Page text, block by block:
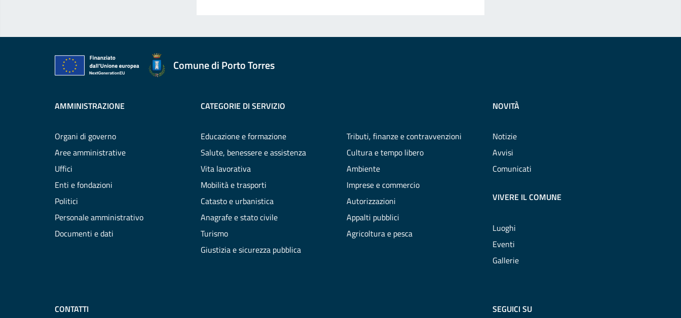
Comune di Porto Torres
AMMINISTRAZIONE
Organi di governo
Aree amministrative
Uffici
Enti e fondazioni
Politici
Personale amministrativo
Documenti e dati
CATEGORIE DI SERVIZIO
Educazione e formazione
Salute, benessere e assistenza
Vita lavorativa
Mobilità e trasporti
Catasto e urbanistica
Anagrafe e stato civile
Turismo
Giustizia e sicurezza pubblica
Tributi, finanze e contravvenzioni
Cultura e tempo libero
Ambiente
Imprese e commercio
Autorizzazioni
Appalti pubblici
Agricoltura e pesca
NOVITÀ
Notizie
Avvisi
Comunicati
VIVERE IL COMUNE
Luoghi
Eventi
Gallerie
CONTATTI SEGUICI SU